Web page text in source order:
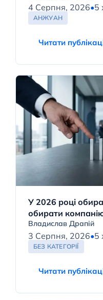
4 Серпня, 2026•5
АНЖУАН
Читати
У 2026 році
обирати
Владислав Драпій
3 Серпня, 2026•5
БЕЗ КАТЕГОРІЇ
Читати